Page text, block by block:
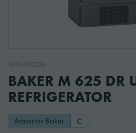
142620030
BAKER M 625 DR
REFRIGERATOR
Armarios Baker C